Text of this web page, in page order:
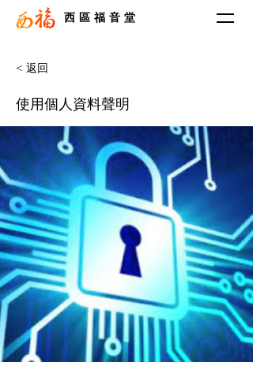
西區福音堂
< 返回
使用個人資料聲明